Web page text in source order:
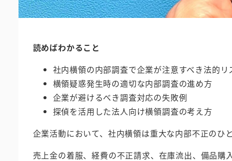
読めばわかること
社内横領の内部調査で企業が注意すべき法的リ
横領疑惑発生時の適切な内部調査の進め方
企業が避けるべき調査対応の失敗例
探偵を活用した法人向け横領調査の考え方
企業活動において、社内横領は重大な内部不正のひと
売上金の着服、経費の不正請求、在庫流出、備品